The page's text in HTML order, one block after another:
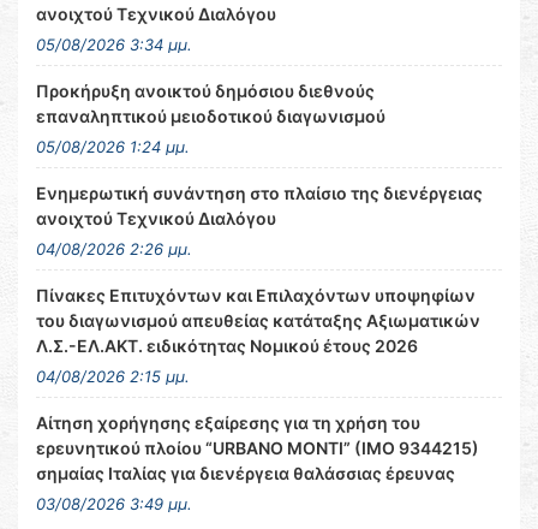
ανοιχτού Τεχνικού Διαλόγου
05/08/2026 3:34 μμ.
Προκήρυξη ανοικτού δημόσιου διεθνούς
επαναληπτικού μειοδοτικού διαγωνισμού
05/08/2026 1:24 μμ.
Ενημερωτική συνάντηση στο πλαίσιο της διενέργειας
ανοιχτού Τεχνικού Διαλόγου
04/08/2026 2:26 μμ.
Πίνακες Επιτυχόντων και Επιλαχόντων υποψηφίων
του διαγωνισμού απευθείας κατάταξης Αξιωματικών
Λ.Σ.-ΕΛ.ΑΚΤ. ειδικότητας Νομικού έτους 2026
04/08/2026 2:15 μμ.
Αίτηση χορήγησης εξαίρεσης για τη χρήση του
ερευνητικού πλοίου “URBANO MONTI” (IMO 9344215)
σημαίας Ιταλίας για διενέργεια θαλάσσιας έρευνας
03/08/2026 3:49 μμ.